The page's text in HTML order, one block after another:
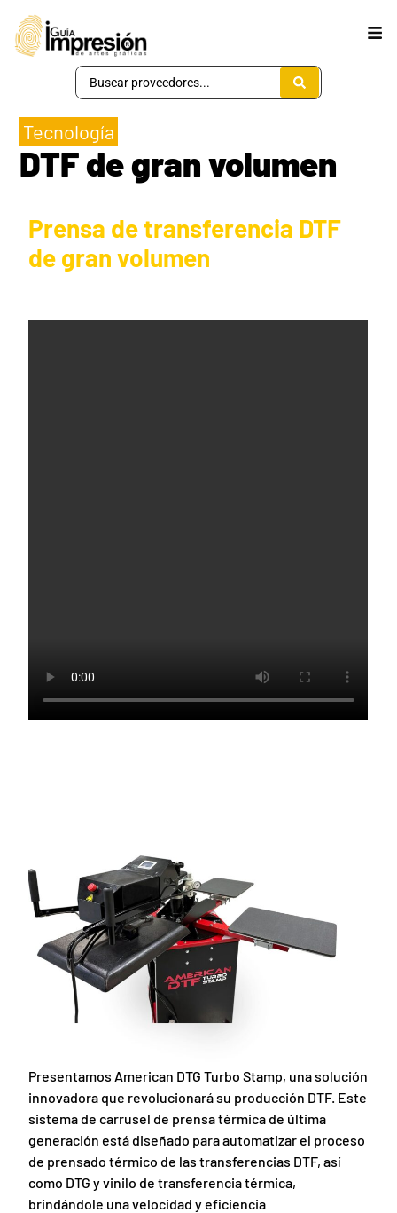
Tecnología
DTF de gran volumen
Prensa de transferencia DTF
de gran volumen
Presentamos American DTG Turbo Stamp, una solución
innovadora que revolucionará su producción DTF. Este
sistema de carrusel de prensa térmica de última
generación está diseñado para automatizar el proceso
de prensado térmico de las transferencias DTF, así
como DTG y vinilo de transferencia térmica,
brindándole una velocidad y eficiencia